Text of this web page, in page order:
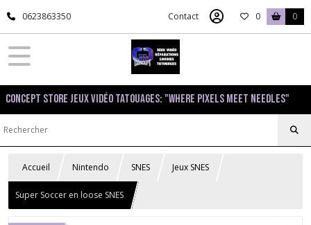
0623863350 Contact 0 0
Concept Store Jeux Vidéo Tatouages: "Where pixels meet needles"
Accueil Nintendo SNES Jeux SNES
Super Soccer en loose SNES